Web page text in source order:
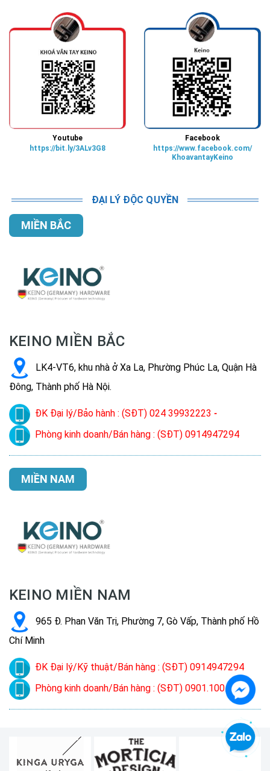
Youtube
https://bit.ly/3ALv3G8
Facebook
https://www.facebook.com/
KhoavantayKeino
ĐẠI LÝ ĐỘC QUYỀN
MIỀN BẮC
KEINO MIỀN BẮC
LK4-VT6, khu nhà ở Xa La, Phường Phúc La, Quận Hà
Đông, Thành phố Hà Nội.
ĐK Đại lý/Bảo hành : (SĐT) 024 39932223 -
Phòng kinh doanh/Bán hàng : (SĐT) 0914947294
MIỀN NAM
KEINO MIỀN NAM
965 Đ. Phan Văn Trị, Phường 7, Gò Vấp, Thành phố Hồ
Chí Minh
ĐK Đại lý/Kỹ thuật/Bán hàng : (SĐT) 0914947294
Phòng kinh doanh/Bán hàng : (SĐT) 0901.100.022